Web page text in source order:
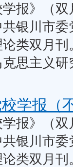
学报》（
银川市
类双月
思主义
学报（
学报》（
银川市
类双月